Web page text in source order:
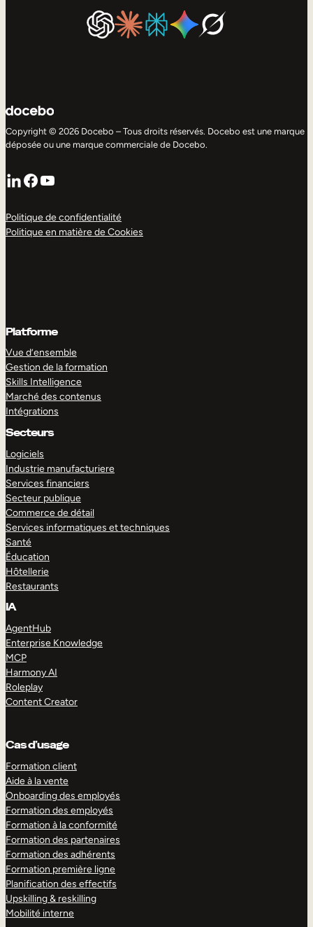
Copyright © 2026 Docebo – Tous droits réservés. Docebo est une marque
déposée ou une marque commerciale de Docebo.
LinkedIn
Facebook
YouTube
Politique de confidentialité
Politique en matière de Cookies
Platforme
Vue d’ensemble
Gestion de la formation
Skills Intelligence
Marché des contenus
Intégrations
Secteurs
Logiciels
Industrie manufacturiere
Services financiers
Secteur publique
Commerce de détail
Services informatiques et techniques
Santé
Éducation
Hôtellerie
Restaurants
IA
AgentHub
Enterprise Knowledge
MCP
Harmony AI
Roleplay
Content Creator
Cas d’usage
Formation client
Aide à la vente
Onboarding des employés
Formation des employés
Formation à la conformité
Formation des partenaires
Formation des adhérents
Formation première ligne
Planification des effectifs
Upskilling & reskilling
Mobilité interne